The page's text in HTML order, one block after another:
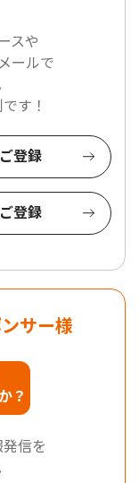
スや
ールで
す！
登録
登録
サー様
？
信を